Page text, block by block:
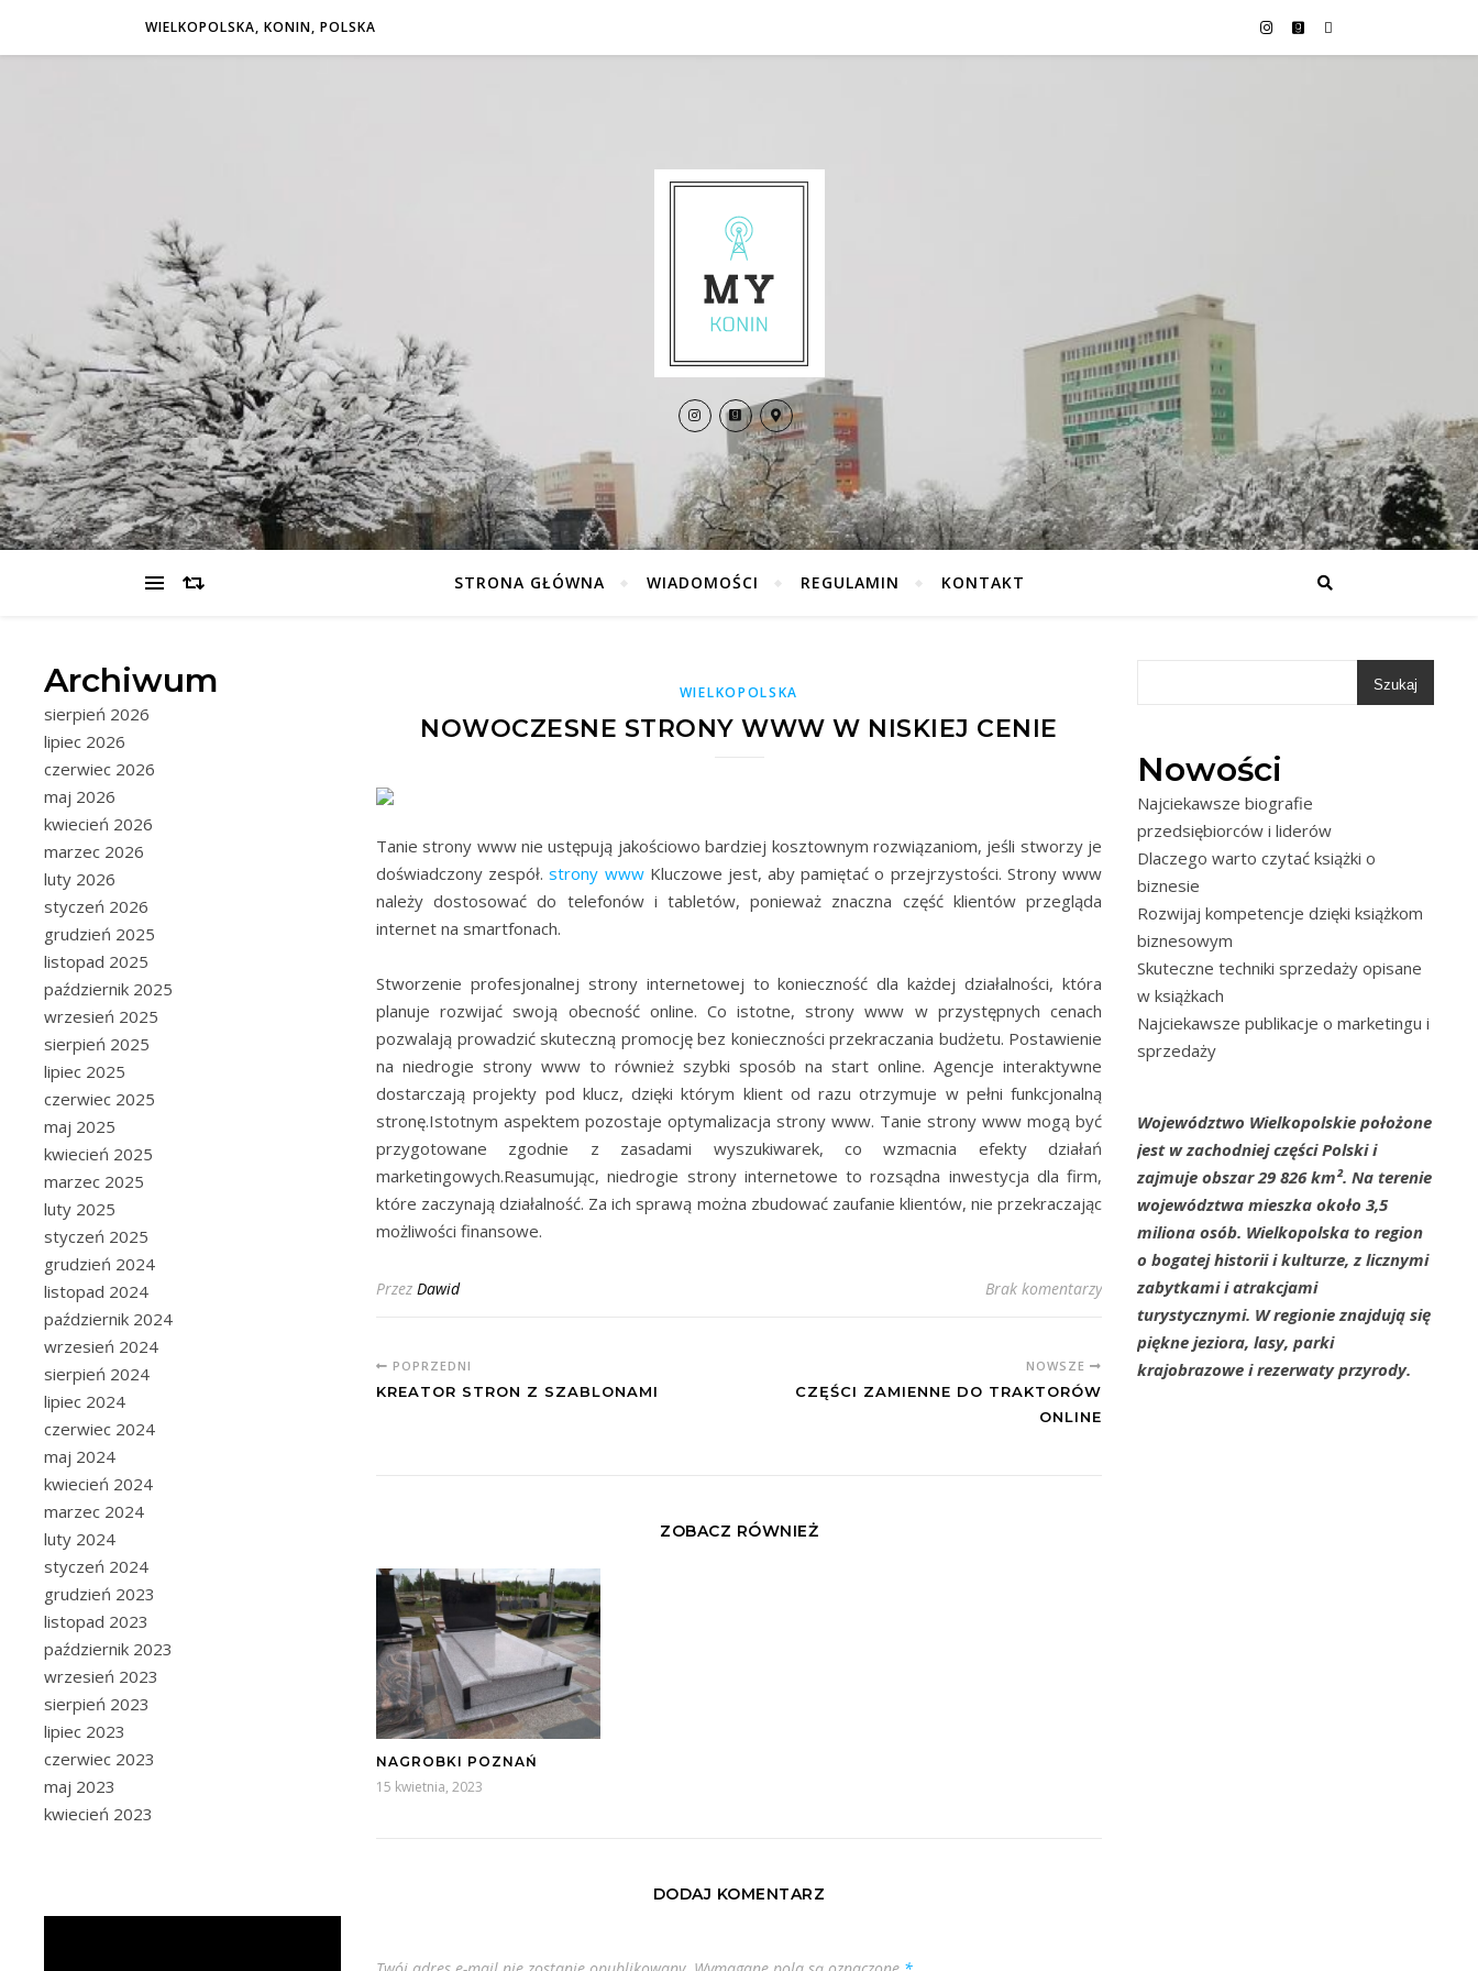
WIELKOPOLSKA, KONIN, POLSKA
STRONA GŁÓWNA WIADOMOŚCI REGULAMIN KONTAKT
Archiwum
sierpień 2026
lipiec 2026
czerwiec 2026
maj 2026
kwiecień 2026
marzec 2026
luty 2026
styczeń 2026
grudzień 2025
listopad 2025
październik 2025
wrzesień 2025
sierpień 2025
lipiec 2025
czerwiec 2025
maj 2025
kwiecień 2025
marzec 2025
luty 2025
styczeń 2025
grudzień 2024
listopad 2024
październik 2024
wrzesień 2024
sierpień 2024
lipiec 2024
czerwiec 2024
maj 2024
kwiecień 2024
marzec 2024
luty 2024
styczeń 2024
grudzień 2023
listopad 2023
październik 2023
wrzesień 2023
sierpień 2023
lipiec 2023
czerwiec 2023
maj 2023
kwiecień 2023
WIELKOPOLSKA
NOWOCZESNE STRONY WWW W NISKIEJ CENIE
Tanie strony www nie ustępują jakościowo bardziej kosztownym rozwiązaniom, jeśli stworzy je
doświadczony zespół.strony wwwKluczowe jest, aby pamiętać o przejrzystości. Strony www
należy dostosować do telefonów i tabletów, ponieważ znaczna część klientów przegląda
internet na smartfonach.
Stworzenie profesjonalnej strony internetowej to konieczność dla każdej działalności, która
planuje rozwijać swoją obecność online. Co istotne, strony www w przystępnych cenach
pozwalają prowadzić skuteczną promocję bez konieczności przekraczania budżetu. Postawienie
na niedrogie strony www to również szybki sposób na start online. Agencje interaktywne
dostarczają projekty pod klucz, dzięki którym klient od razu otrzymuje w pełni funkcjonalną
stronę.Istotnym aspektem pozostaje optymalizacja strony www. Tanie strony www mogą być
przygotowane zgodnie z zasadami wyszukiwarek, co wzmacnia efekty działań
marketingowych.Reasumując, niedrogie strony internetowe to rozsądna inwestycja dla firm,
które zaczynają działalność. Za ich sprawą można zbudować zaufanie klientów, nie przekraczając
możliwości finansowe.
Przez Dawid Brak komentarzy
POPRZEDNI
KREATOR STRON Z SZABLONAMI
NOWSZE
CZĘŚCI ZAMIENNE DO TRAKTORÓW
ONLINE
ZOBACZ RÓWNIEŻ
NAGROBKI POZNAŃ
15 kwietnia, 2023
DODAJ KOMENTARZ
Szukaj
Nowości
Najciekawsze biografie
przedsiębiorców i liderów
Dlaczego warto czytać książki o
biznesie
Rozwijaj kompetencje dzięki książkom
biznesowym
Skuteczne techniki sprzedaży opisane
w książkach
Najciekawsze publikacje o marketingu i
sprzedaży
Województwo Wielkopolskie położone
jest w zachodniej części Polski i
zajmuje obszar 29 826 km². Na terenie
województwa mieszka około 3,5
miliona osób. Wielkopolska to region
o bogatej historii i kulturze, z licznymi
zabytkami i atrakcjami
turystycznymi. W regionie znajdują się
piękne jeziora, lasy, parki
krajobrazowe i rezerwaty przyrody.